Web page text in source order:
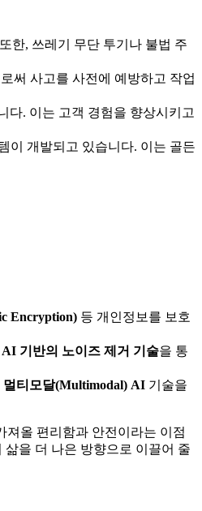
한, 쓰레기 무단 투기나 불법 주
써 사고를 사전에 예방하고 작업
다. 이는 고객 경험을 향상시키고
이 개발되고 있습니다. 이는 골든
Encryption) 등 개인정보를 보호
AI 기반의 노이즈 제거 기술을 통
멀티모달(Multimodal) AI 기술을
져올 편리함과 안전이라는 이점
을 더 나은 방향으로 이끌어 줄